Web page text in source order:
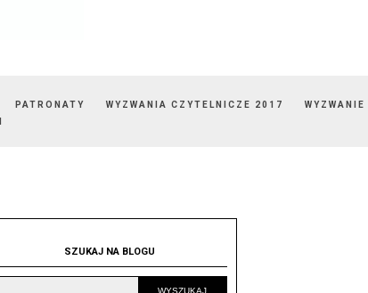
PATRONATY WYZWANIA CZYTELNICZE 2017
WYZWANIE
SZUKAJ NA BLOGU